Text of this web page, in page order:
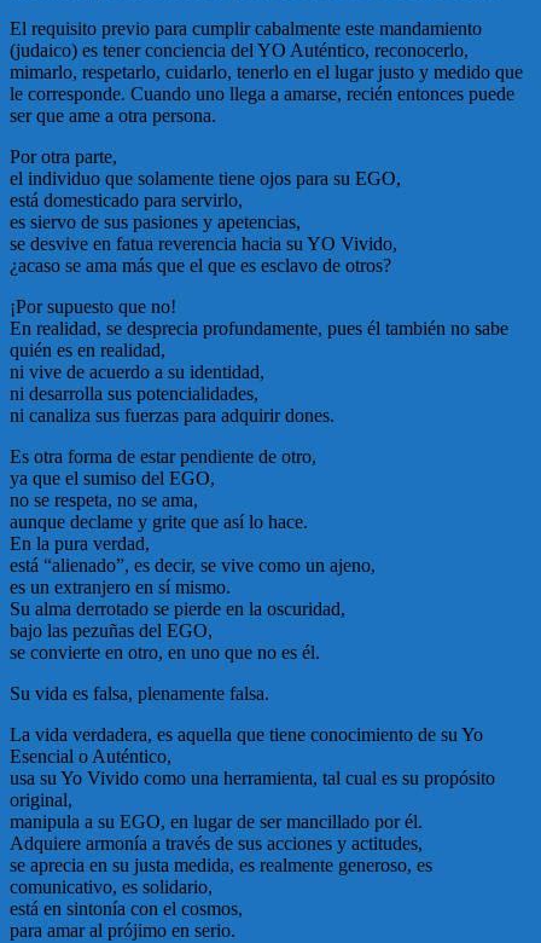
El requisito previo para cumplir cabalmente este mandamiento
(judaico) es tener conciencia del YO Auténtico, reconocerlo,
mimarlo, respetarlo, cuidarlo, tenerlo en el lugar justo y medido que
le corresponde. Cuando uno llega a amarse, recién entonces puede
ser que ame a otra persona.
Por otra parte,
el individuo que solamente tiene ojos para su EGO,
está domesticado para servirlo,
es siervo de sus pasiones y apetencias,
se desvive en fatua reverencia hacia su YO Vivido,
¿acaso se ama más que el que es esclavo de otros?
¡Por supuesto que no!
En realidad, se desprecia profundamente, pues él también no sabe
quién es en realidad,
ni vive de acuerdo a su identidad,
ni desarrolla sus potencialidades,
ni canaliza sus fuerzas para adquirir dones.
Es otra forma de estar pendiente de otro,
ya que el sumiso del EGO,
no se respeta, no se ama,
aunque declame y grite que así lo hace.
En la pura verdad,
está “alienado”, es decir, se vive como un ajeno,
es un extranjero en sí mismo.
Su alma derrotado se pierde en la oscuridad,
bajo las pezuñas del EGO,
se convierte en otro, en uno que no es él.
Su vida es falsa, plenamente falsa.
La vida verdadera, es aquella que tiene conocimiento de su Yo
Esencial o Auténtico,
usa su Yo Vivido como una herramienta, tal cual es su propósito
original,
manipula a su EGO, en lugar de ser mancillado por él.
Adquiere armonía a través de sus acciones y actitudes,
se aprecia en su justa medida, es realmente generoso, es
comunicativo, es solidario,
está en sintonía con el cosmos,
para amar al prójimo en serio.